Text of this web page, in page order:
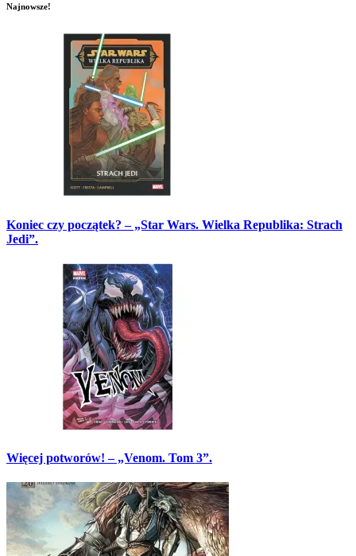
Najnowsze!
Koniec czy początek? – „Star Wars. Wielka Republika: Strach
Jedi”.
Więcej potworów! – „Venom. Tom 3”.